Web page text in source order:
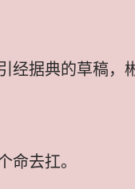
经据典的草稿，
命去扛。